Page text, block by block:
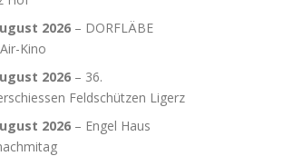
2026 – DORFLÄBE
Kino
2026 – 36.
Feldschützen Ligerz
2026 – Engel Haus